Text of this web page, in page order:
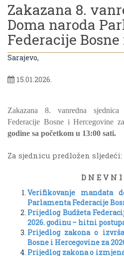
Zakazana 8.
Doma naroda
Federacije
Sarajevo,
15.01.2026.
Zakazana 8. vanredna sjednica
Federacije Bosne i Hercegovine za
godine sa početkom u 13:00 sati.
Za sjednicu predložen sljedeći:
D N E V N I
Verifikovanje mandata
Parlamenta Federacije
Prijedlog Budžeta
2026. godinu – hitni
Prijedlog zakona o
Bosne i Hercegovine za
Prijedlog zakona o